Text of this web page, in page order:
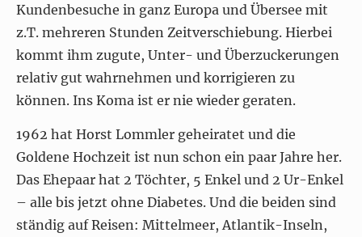
Kundenbesuche in ganz Europa und Übersee mit
z.T. mehreren Stunden Zeitverschiebung. Hierbei
kommt ihm zugute, Unter- und Überzuckerungen
relativ gut wahrnehmen und korrigieren zu
können. Ins Koma ist er nie wieder geraten.
1962 hat Horst Lommler geheiratet und die
Goldene Hochzeit ist nun schon ein paar Jahre her.
Das Ehepaar hat 2 Töchter, 5 Enkel und 2 Ur-Enkel
– alle bis jetzt ohne Diabetes. Und die beiden sind
ständig auf Reisen: Mittelmeer, Atlantik-Inseln,